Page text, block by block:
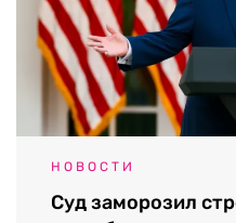
НОВОСТИ
Суд заморозил